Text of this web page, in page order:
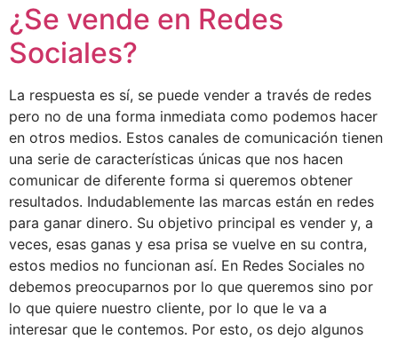
¿Se vende en Redes
Sociales?
La respuesta es sí, se puede vender a través de redes
pero no de una forma inmediata como podemos hacer
en otros medios. Estos canales de comunicación tienen
una serie de características únicas que nos hacen
comunicar de diferente forma si queremos obtener
resultados. Indudablemente las marcas están en redes
para ganar dinero. Su objetivo principal es vender y, a
veces, esas ganas y esa prisa se vuelve en su contra,
estos medios no funcionan así. En Redes Sociales no
debemos preocuparnos por lo que queremos sino por
lo que quiere nuestro cliente, por lo que le va a
interesar que le contemos. Por esto, os dejo algunos